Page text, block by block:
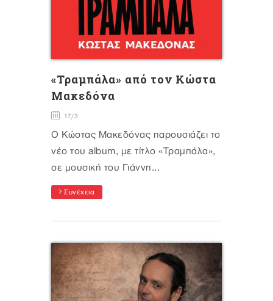
«Τραμπάλα» από τον Κώστα
Μακεδόνα
17/3
Ο Κώστας Μακεδόνας παρουσιάζει το
νέο του album, με τίτλο «Τραμπάλα»,
σε μουσική του Γιάννη...
Συνέχεια